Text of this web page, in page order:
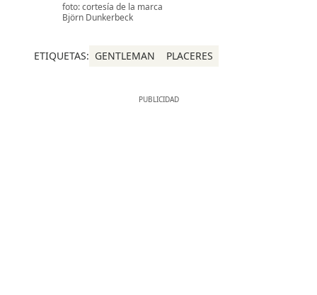
foto: cortesía de la marca
Björn Dunkerbeck
ETIQUETAS: GENTLEMAN PLACERES